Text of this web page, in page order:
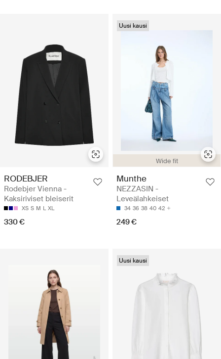
RODEBJER
Rodebjer Vienna -
Kaksiriviset bleiserit
XS S M L XL
330 €
Wide fit
Uusi kausi
Munthe
NEZZASIN -
Leveälahkeiset
34 36 38 40 42
249 €
Uusi kausi